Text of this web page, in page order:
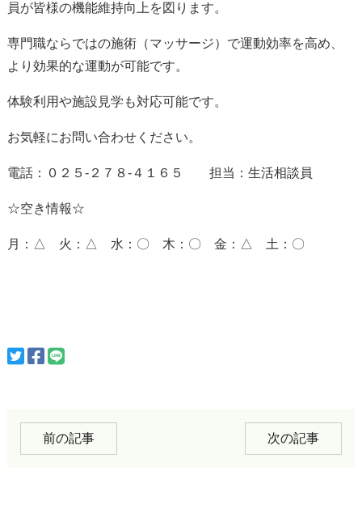
員が皆様の機能維持向上を図ります。
専門職ならではの施術（マッサージ）で運動効率を高め、
より効果的な運動が可能です。
体験利用や施設見学も対応可能です。
お気軽にお問い合わせください。
電話：０２５-２７８-４１６５ 担当：生活相談員
☆空き情報☆
月：△ 火：△ 水：〇 木：〇 金：△ 土：〇
前の記事 次の記事